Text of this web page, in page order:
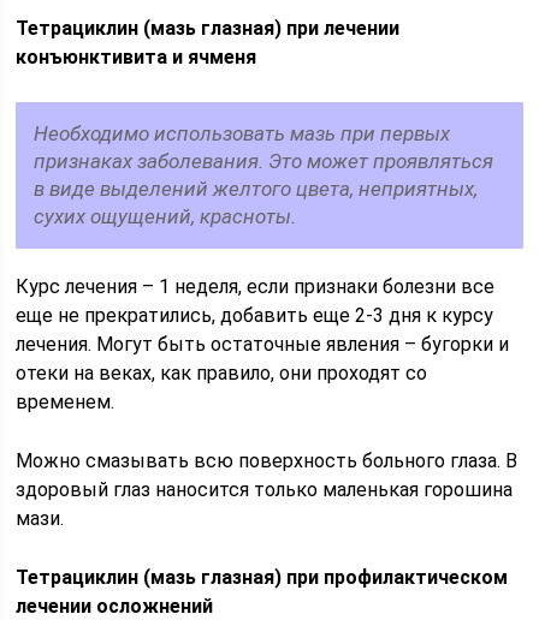
Тетрациклин (мазь глазная) при лечении
конъюнктивита и ячменя
Необходимо использовать мазь при первых
признаках заболевания. Это может проявляться
в виде выделений желтого цвета, неприятных,
сухих ощущений, красноты.
Курс лечения – 1 неделя, если признаки болезни все
еще не прекратились, добавить еще 2-3 дня к курсу
лечения. Могут быть остаточные явления – бугорки и
отеки на веках, как правило, они проходят со
временем.
Можно смазывать всю поверхность больного глаза. В
здоровый глаз наносится только маленькая горошина
мази.
Тетрациклин (мазь глазная) при профилактическом
лечении осложнений